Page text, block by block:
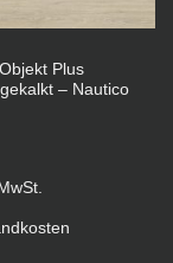
Plus
– Nautico